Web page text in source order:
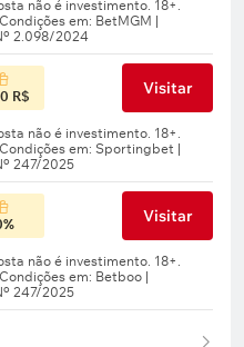
R$ Visitar
Visitar